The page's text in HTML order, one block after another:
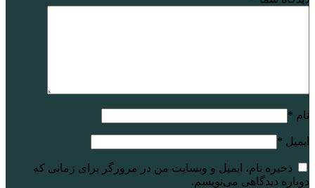
نام *
ایمیل *
ذخیره نام، ایمیل و وبسایت من در مرورگر برای زمانی که
دوباره دیدگاهی می‌نویسم.